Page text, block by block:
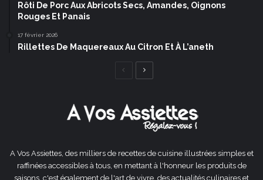
Rôti De Porc Aux Abricots Secs, Amandes, Oignons
Rouges Et Panais
17 février 2026
Rillettes De Maquereaux Au Citron Et À L’aneth
Page
A Vos Assiettes, des milliers de recettes de cuisine illustrées simples et
raffinées accessibles à tous, en mettant à l'honneur les produits de
saisons, c'est également de l'art de vivre, des actualités culinaires et